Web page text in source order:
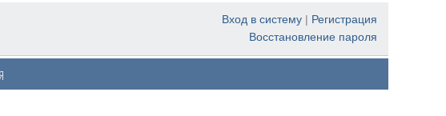
Вход в систему | Регистрация
Восстановление пароля